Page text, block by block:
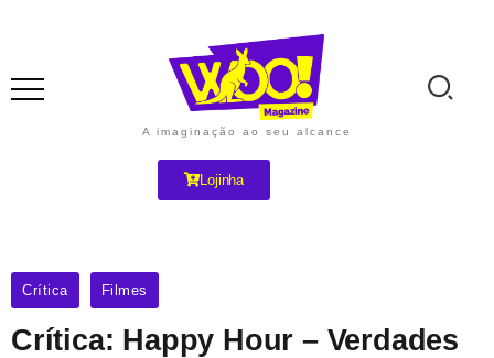
A imaginação ao seu alcance
Lojinha
Crítica Filmes
Crítica: Happy Hour – Verdades